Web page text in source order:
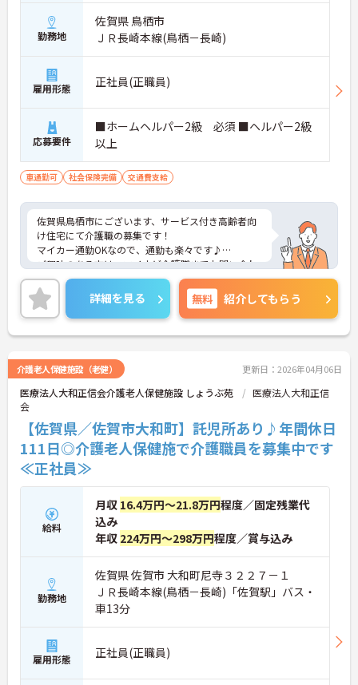
勤務地
佐賀県 鳥栖市
ＪＲ長崎本線(鳥栖－長崎)
雇用形態 正社員(正職員)
応募要件
■ホームヘルパー2級 必須 ■ヘルパー2級
以上
車通勤可 社会保険完備 交通費支給
佐賀県鳥栖市にございます、サービス付き高齢者向
け住宅にて介護職の募集です！
マイカー通勤OKなので、通勤も楽々です♪
ご興味のある方は、マイナビ介護職までお問い合わ
せください。
詳細を見る 無料 紹介してもらう
介護老人保健施設（老健） 更新日：2026年04月06日
医療法人大和正信会介護老人保健施設 しょうぶ苑
医療法人大和正信
会
【佐賀県／佐賀市大和町】託児所あり♪年間休日
111日◎介護老人保健施で介護職員を募集中です
≪正社員≫
給料
月収 16.4万円～21.8万円程度／固定残業代
込み
年収 224万円～298万円程度／賞与込み
勤務地
佐賀県 佐賀市 大和町尼寺３２２７－１
ＪＲ長崎本線(鳥栖－長崎)「佐賀駅」バス・
車13分
雇用形態 正社員(正職員)